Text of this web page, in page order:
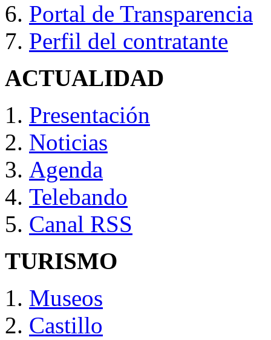
Portal de Transparencia
Perfil del contratante
ACTUALIDAD
Presentación
Noticias
Agenda
Telebando
Canal RSS
TURISMO
Museos
Castillo